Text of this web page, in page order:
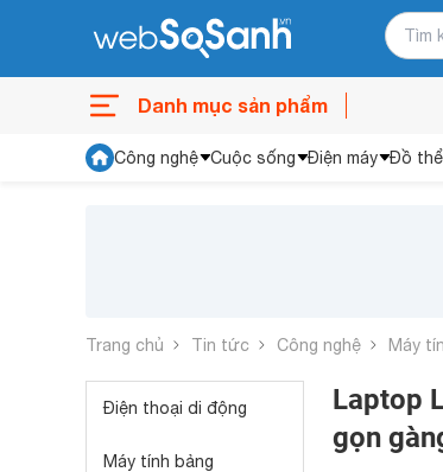
Danh mục sản phẩm
Công nghệ Cuộc sống Điện máy Đồ
Trang chủ Tin tức Công nghệ Máy
Điện thoại di động
Máy tính bảng
Laptop
gọn